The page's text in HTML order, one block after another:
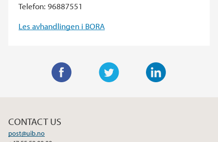
Telefon: 96887551
Les avhandlingen i BORA
e
CONTACT US
post@uib.no